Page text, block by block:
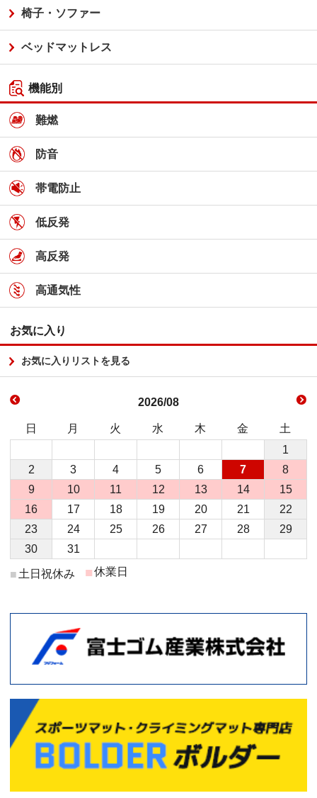
椅子・ソファー
ベッドマットレス
機能別
難燃
防音
帯電防止
低反発
高反発
高通気性
お気に入り
お気に入りリストを見る
2026/08
日 月 火 水 木 金
土
1
2
3 4 5 6 7
8
9
10 11 12 13 14
15
16
17 18 19 20 21
22
23
24 25 26 27 28
29
30
31
■ 土日祝休み ■休業日